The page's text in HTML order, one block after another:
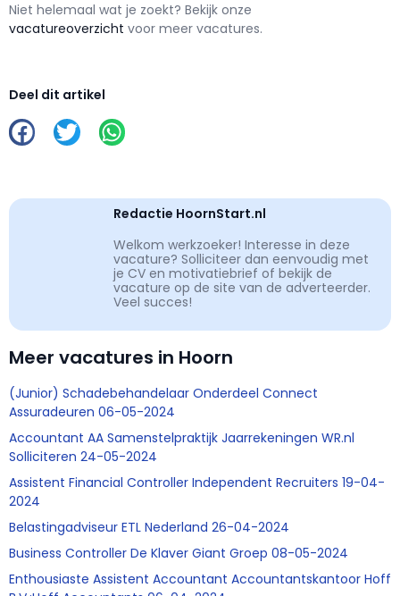
Niet helemaal wat je zoekt? Bekijk onze
vacatureoverzicht voor meer vacatures.
Deel dit artikel
Redactie HoornStart.nl
Welkom werkzoeker! Interesse in deze
vacature? Solliciteer dan eenvoudig met
je CV en motivatiebrief of bekijk de
vacature op de site van de adverteerder.
Veel succes!
Meer vacatures in Hoorn
(Junior) Schadebehandelaar Onderdeel Connect
Assuradeuren 06-05-2024
Accountant AA Samenstelpraktijk Jaarrekeningen WR.nl
Solliciteren 24-05-2024
Assistent Financial Controller Independent Recruiters 19-04-
2024
Belastingadviseur ETL Nederland 26-04-2024
Business Controller De Klaver Giant Groep 08-05-2024
Enthousiaste Assistent Accountant Accountantskantoor Hoff